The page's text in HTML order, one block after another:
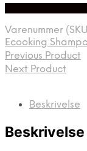
Varenummer
Ecooking
Previous Product
Next Product
Beskrivelse
Beskrivelse